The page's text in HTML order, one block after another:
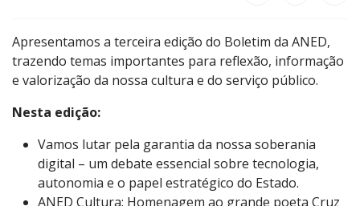
Apresentamos a terceira edição do Boletim da ANED,
trazendo temas importantes para reflexão, informação
e valorização da nossa cultura e do serviço público.
Nesta edição:
Vamos lutar pela garantia da nossa soberania
digital – um debate essencial sobre tecnologia,
autonomia e o papel estratégico do Estado.
ANED Cultura: Homenagem ao grande poeta Cruz